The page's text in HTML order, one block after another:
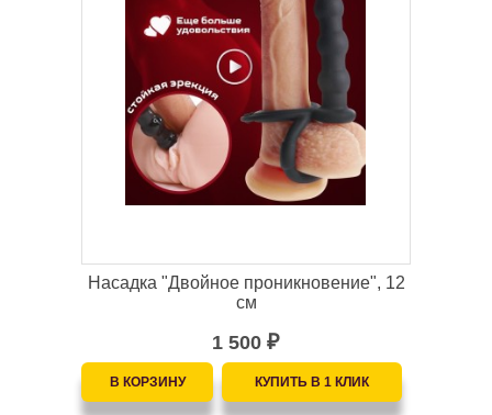
Насадка "Двойное проникновение", 12
см
1 500 ₽